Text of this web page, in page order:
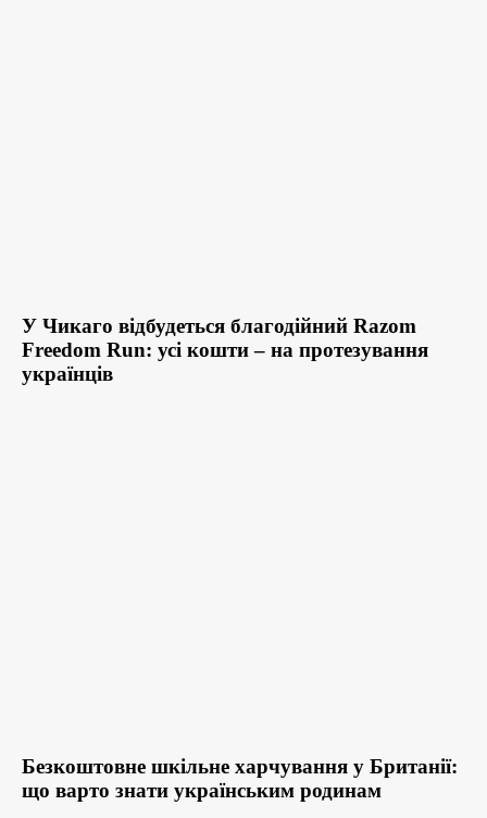
У Чикаго відбудеться благодійний Razom
Freedom Run: усі кошти – на протезування
українців
Безкоштовне шкільне харчування у Британії:
що варто знати українським родинам